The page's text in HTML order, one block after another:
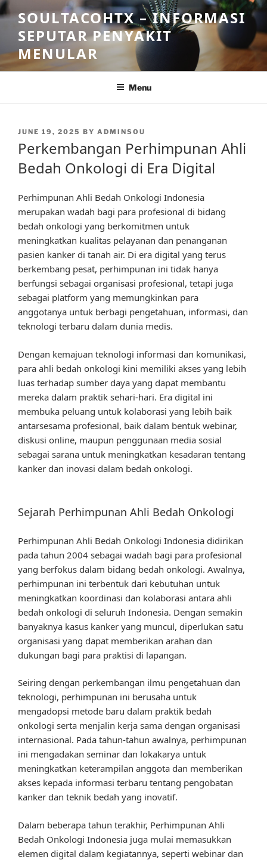
Skip
to
content
SOULTACOHTX – INFORMASI
SEPUTAR PENYAKIT
MENULAR
Menu
POSTED
JUNE 19, 2025 BY ADMINSOU
Perkembangan Perhimpunan Ahli
Bedah Onkologi di Era Digital
Perhimpunan Ahli Bedah Onkologi Indonesia
merupakan wadah bagi para profesional di bidang
bedah onkologi yang berkomitmen untuk
meningkatkan kualitas pelayanan dan penanganan
pasien kanker di tanah air. Di era digital yang terus
berkembang pesat, perhimpunan ini tidak hanya
berfungsi sebagai organisasi profesional, tetapi juga
sebagai platform yang memungkinkan para
anggotanya untuk berbagi pengetahuan, informasi, dan
teknologi terbaru dalam dunia medis.
Dengan kemajuan teknologi informasi dan komunikasi,
para ahli bedah onkologi kini memiliki akses yang lebih
luas terhadap sumber daya yang dapat membantu
mereka dalam praktik sehari-hari. Era digital ini
membuka peluang untuk kolaborasi yang lebih baik
antarsesama profesional, baik dalam bentuk webinar,
diskusi online, maupun penggunaan media sosial
sebagai sarana untuk meningkatkan kesadaran tentang
kanker dan inovasi dalam bedah onkologi.
Sejarah Perhimpunan Ahli Bedah Onkologi
Perhimpunan Ahli Bedah Onkologi Indonesia didirikan
pada tahun 2004 sebagai wadah bagi para profesional
yang berfokus dalam bidang bedah onkologi. Awalnya,
perhimpunan ini terbentuk dari kebutuhan untuk
meningkatkan koordinasi dan kolaborasi antara ahli
bedah onkologi di seluruh Indonesia. Dengan semakin
banyaknya kasus kanker yang muncul, diperlukan satu
organisasi yang dapat memberikan arahan dan
dukungan bagi para praktisi di lapangan.
Seiring dengan perkembangan ilmu pengetahuan dan
teknologi, perhimpunan ini berusaha untuk
mengadopsi metode baru dalam praktik bedah
onkologi serta menjalin kerja sama dengan organisasi
internasional. Pada tahun-tahun awalnya, perhimpunan
ini mengadakan seminar dan lokakarya untuk
meningkatkan keterampilan anggota dan memberikan
akses kepada informasi terbaru tentang pengobatan
kanker dan teknik bedah yang inovatif.
Dalam beberapa tahun terakhir, Perhimpunan Ahli
Bedah Onkologi Indonesia juga mulai memasukkan
elemen digital dalam kegiatannya, seperti webinar dan